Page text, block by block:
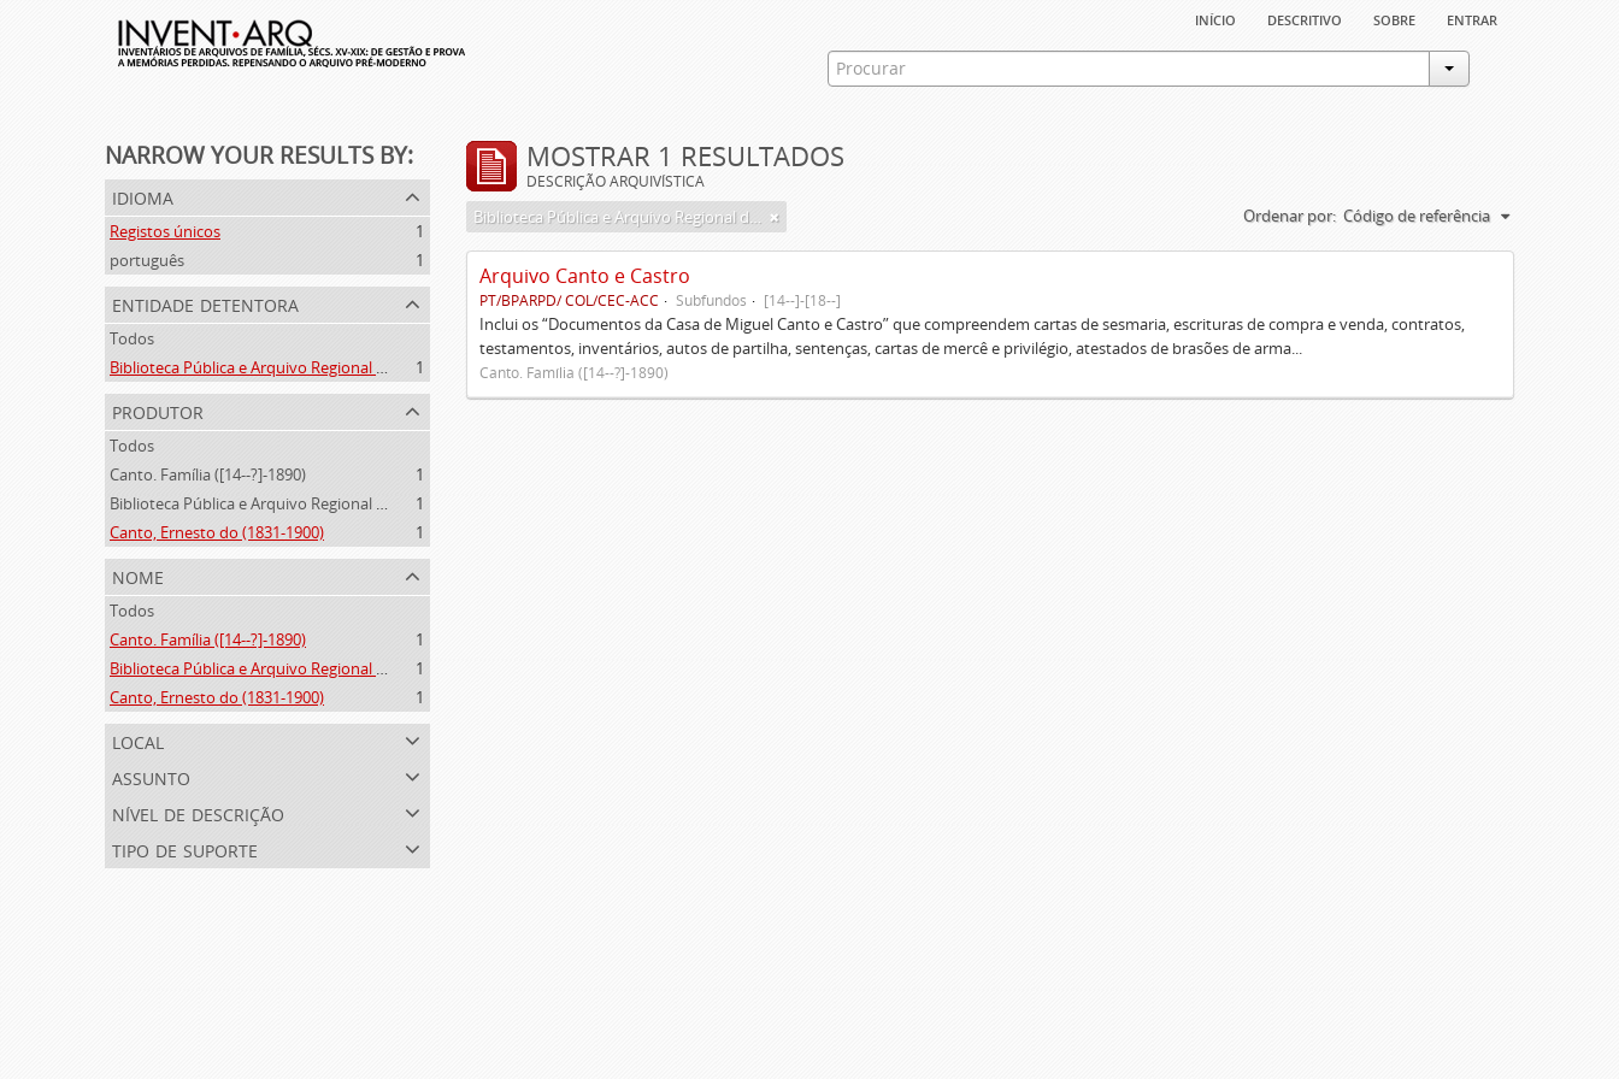
início descritivo sobre entrar
NARROW YOUR RESULTS BY:
idioma
Registos únicos
1
português
1
entidade detentora
Todos
Biblioteca Pública e Arquivo Regional de Ponta Delgada
1
produtor
Todos
Canto. Família ([14--?]-1890)
1
Biblioteca Pública e Arquivo Regional de Ponta Delgada (1841- )
1
Canto, Ernesto do (1831-1900)
1
nome
Todos
Canto. Família ([14--?]-1890)
1
Biblioteca Pública e Arquivo Regional de Ponta Delgada (1841- )
1
Canto, Ernesto do (1831-1900)
1
local
assunto
nível de descrição
tipo de suporte
MOSTRAR 1 RESULTADOS
DESCRIÇÃO ARQUIVÍSTICA
Biblioteca Pública e Arquivo Regional de Ponta Delgada Ordenar por: Código de referência
Arquivo Canto e Castro
PT/BPARPD/ COL/CEC-ACC Subfundos [14--]-[18--]
Inclui os “Documentos da Casa de Miguel Canto e Castro” que compreendem cartas de sesmaria, escrituras de compra e venda, contratos,
testamentos, inventários, autos de partilha, sentenças, cartas de mercê e privilégio, atestados de brasões de arma...
Canto. Família ([14--?]-1890)